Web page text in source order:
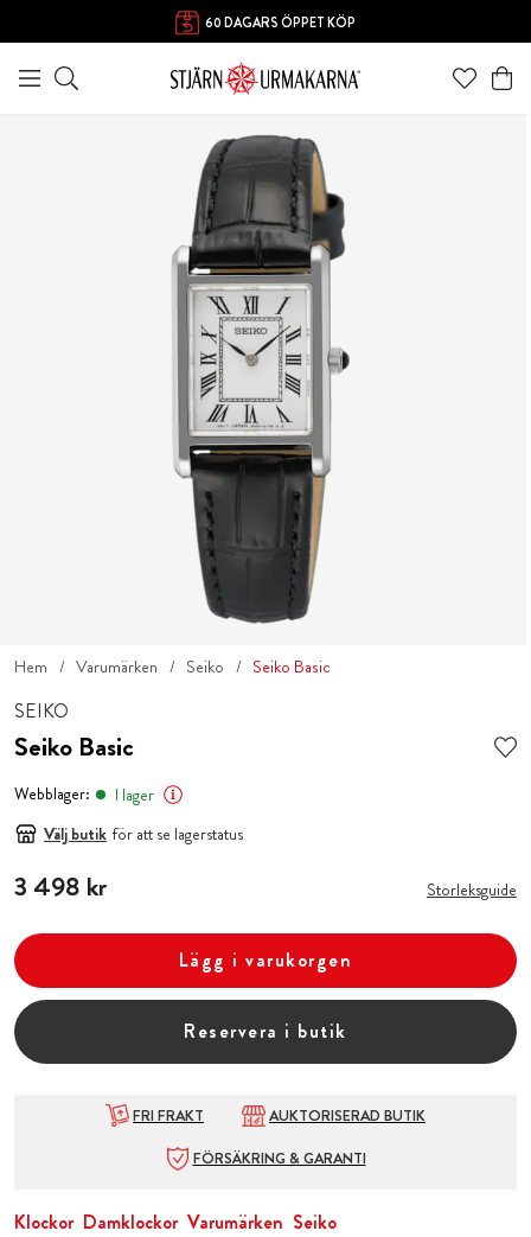
60 DAGARS ÖPPET KÖP
Hem Varumärken Seiko Seiko Basic
SEIKO
Seiko Basic
Webblager:
I lager
Välj butik för att se lagerstatus
Pris:3 498 kr
3 498 kr Storleksguide
Lägg i varukorgen
Reservera i butik
FRI FRAKT
AUKTORISERAD BUTIK
FÖRSÄKRING & GARANTI
Klockor Damklockor Varumärken Seiko